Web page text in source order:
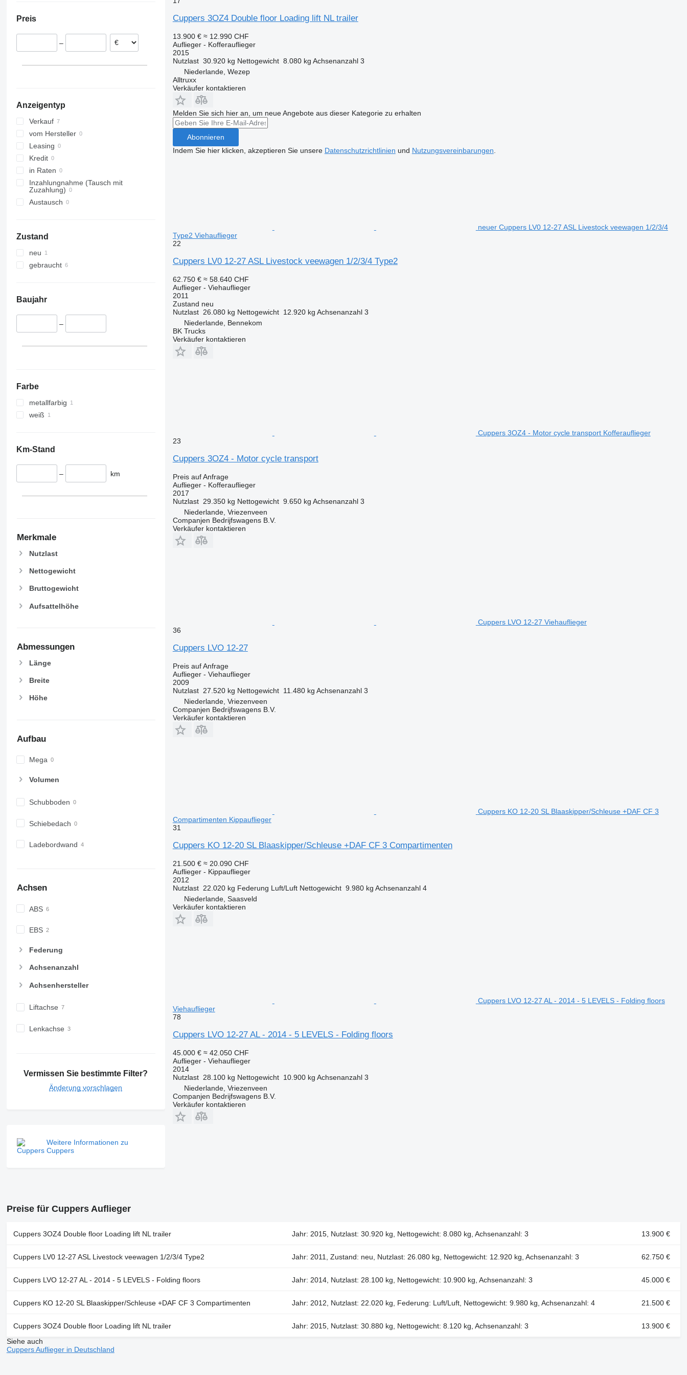
Preis
–
Anzeigentyp
Verkauf
vom Hersteller
Leasing
Kredit
in Raten
Inzahlungnahme (Tausch mit
Zuzahlung)
Austausch
Zustand
neu
gebraucht
Baujahr
–
Farbe
metallfarbig
weiß
Km-Stand
– km
Merkmale
Nutzlast
Nettogewicht
Bruttogewicht
Aufsattelhöhe
Abmessungen
Länge
Breite
Höhe
Aufbau
Mega
Volumen
Schubboden
Schiebedach
Ladebordwand
Achsen
ABS
EBS
Federung
Achsenanzahl
Achsenhersteller
Liftachse
Lenkachse
Vermissen Sie bestimmte Filter?
Änderung vorschlagen
Weitere Informationen zu
Cuppers
Cuppers 3OZ4 Double floor Loading lift NL trailer
13.900 € ≈ 12.990 CHF
Auflieger - Kofferauflieger
2015
Nutzlast 30.920 kg Nettogewicht 8.080 kg Achsenanzahl 3
Niederlande, Wezep
Alltruxx
Verkäufer kontaktieren
Melden Sie sich hier an, um neue Angebote aus dieser Kategorie zu erhalten
Abonnieren
Indem Sie hier klicken, akzeptieren Sie unsere Datenschutzrichtlinien und Nutzungsvereinbarungen
neuer Cuppers LV0 12-27 ASL Livestock veewagen 1/2/3/4
Type2 Viehauflieger
22
Cuppers LV0 12-27 ASL Livestock veewagen 1/2/3/4 Type2
62.750 € ≈ 58.640 CHF
Auflieger - Viehauflieger
2011
Zustand neu
Nutzlast 26.080 kg Nettogewicht 12.920 kg Achsenanzahl 3
Niederlande, Bennekom
BK Trucks
Verkäufer kontaktieren
Cuppers 3OZ4 - Motor cycle transport Kofferauflieger
23
Cuppers 3OZ4 - Motor cycle transport
Preis auf Anfrage
Auflieger - Kofferauflieger
2017
Nutzlast 29.350 kg Nettogewicht 9.650 kg Achsenanzahl 3
Niederlande, Vriezenveen
Companjen Bedrijfswagens B.V.
Verkäufer kontaktieren
Cuppers LVO 12-27 Viehauflieger
36
Cuppers LVO 12-27
Preis auf Anfrage
Auflieger - Viehauflieger
2009
Nutzlast 27.520 kg Nettogewicht 11.480 kg Achsenanzahl 3
Niederlande, Vriezenveen
Companjen Bedrijfswagens B.V.
Verkäufer kontaktieren
Cuppers KO 12-20 SL Blaaskipper/Schleuse +DAF CF 3
Compartimenten Kippauflieger
31
Cuppers KO 12-20 SL Blaaskipper/Schleuse +DAF CF 3 Compartimenten
21.500 € ≈ 20.090 CHF
Auflieger - Kippauflieger
2012
Nutzlast 22.020 kg Federung Luft/Luft Nettogewicht 9.980 kg Achsenanzahl 4
Niederlande, Saasveld
Verkäufer kontaktieren
Cuppers LVO 12-27 AL - 2014 - 5 LEVELS - Folding floors
Viehauflieger
78
Cuppers LVO 12-27 AL - 2014 - 5 LEVELS - Folding floors
45.000 € ≈ 42.050 CHF
Auflieger - Viehauflieger
2014
Nutzlast 28.100 kg Nettogewicht 10.900 kg Achsenanzahl 3
Niederlande, Vriezenveen
Companjen Bedrijfswagens B.V.
Verkäufer kontaktieren
Preise für Cuppers Auflieger
Cuppers 3OZ4 Double floor Loading lift NL trailer Jahr: 2015, Nutzlast: 30.920 kg, Nettogewicht: 8.080 kg, Achsenanzahl: 3 13.900 €
Cuppers LV0 12-27 ASL Livestock veewagen 1/2/3/4 Type2 Jahr: 2011, Zustand: neu, Nutzlast: 26.080 kg, Nettogewicht: 12.920 kg, Achsenanzahl: 3 62.750 €
Cuppers LVO 12-27 AL - 2014 - 5 LEVELS - Folding floors Jahr: 2014, Nutzlast: 28.100 kg, Nettogewicht: 10.900 kg, Achsenanzahl: 3 45.000 €
Cuppers KO 12-20 SL Blaaskipper/Schleuse +DAF CF 3 Compartimenten Jahr: 2012, Nutzlast: 22.020 kg, Federung: Luft/Luft, Nettogewicht: 9.980 kg, Achsenanzahl: 4 21.500 €
Cuppers 3OZ4 Double floor Loading lift NL trailer Jahr: 2015, Nutzlast: 30.880 kg, Nettogewicht: 8.120 kg, Achsenanzahl: 3
13.900 €
Siehe auch
Cuppers Auflieger in Deutschland